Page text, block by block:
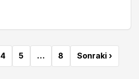
4 5 … 8 Sonraki ›